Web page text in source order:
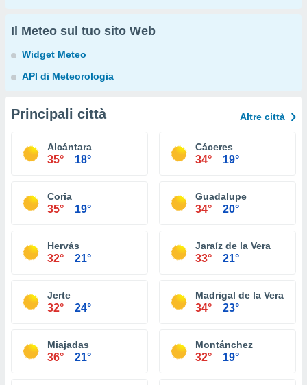
Il Meteo sul tuo sito Web
Widget Meteo
API di Meteorologia
Principali città Altre città
Alcántara
35° 18°
Cáceres
34° 19°
Coria
35° 19°
Guadalupe
34° 20°
Hervás
32° 21°
Jaraíz de la Vera
33° 21°
Jerte
32° 24°
Madrigal de la Vera
34° 23°
Miajadas
36° 21°
Montánchez
32° 19°